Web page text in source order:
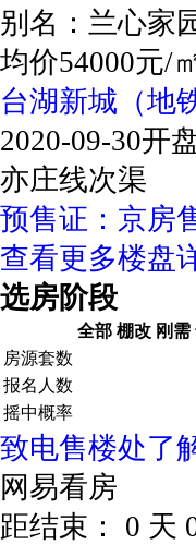
别名： 兰心家
均价54000元/
台湖新城（地
2020-09-30开
亦庄线次渠
预售证：京房
查看更多楼盘
选房阶段
全部 棚改 刚需
房源套数
报名人数
摇中概率
致电售楼处了
网易看房
距结束：
0 天